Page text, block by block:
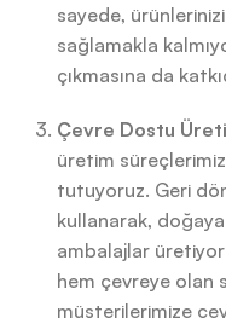
sayede,
sağlamakla
çıkmasına da
Çevre Dostu
üretim
tutuyoruz. Geri
kullanarak,
ambalajlar
hem çevreye olan
müşterilerimize